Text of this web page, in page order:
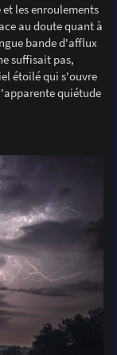
les enroulements
au doute quant à
bande d'afflux
suffisait pas,
étoilé qui s'ouvre
quiétude